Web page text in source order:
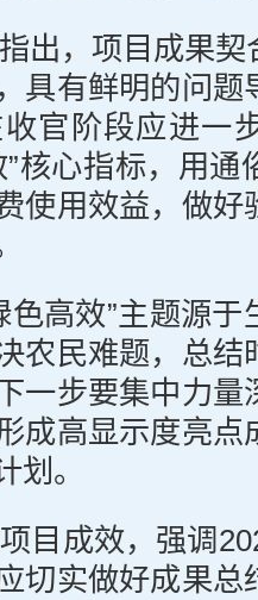
出，项目成果
具有鲜明的问题
官阶段应进一
核心指标，用通
使用效益，做好
色高效”主题源
农民难题，总
一步要集中力量
成高显示度亮点
划。
目成效，强调
切实做好成果总